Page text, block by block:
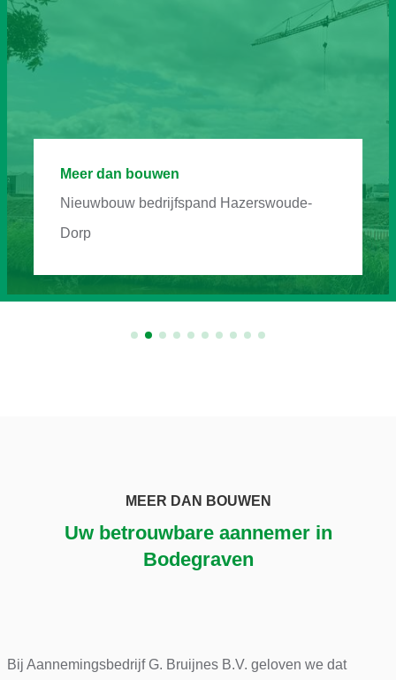
Meer dan bouwen
Nieuwbouw bedrijfspand Hazerswoude-
Dorp
MEER DAN BOUWEN
Uw betrouwbare aannemer in
Bodegraven
Bij Aannemingsbedrijf G. Bruijnes B.V. geloven we dat